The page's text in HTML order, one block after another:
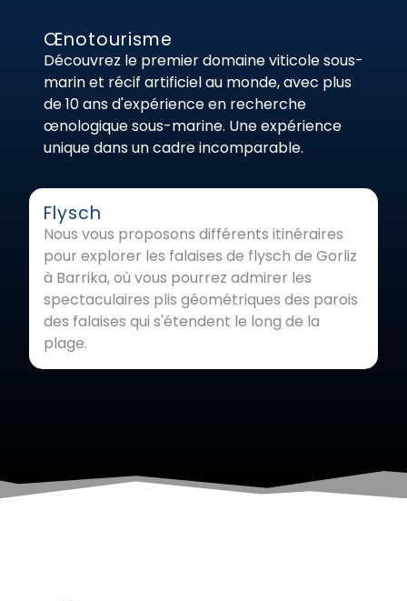
Œnotourisme
Découvrez le premier domaine viticole sous-
marin et récif artificiel au monde, avec plus
de 10 ans d'expérience en recherche
œnologique sous-marine. Une expérience
unique dans un cadre incomparable.
Flysch
Nous vous proposons différents itinéraires
pour explorer les falaises de flysch de Gorliz
à Barrika, où vous pourrez admirer les
spectaculaires plis géométriques des parois
des falaises qui s'étendent le long de la
plage.